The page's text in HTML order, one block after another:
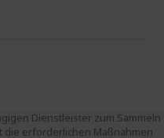
Dienstleister zum Sammeln
erforderlichen Maßnahmen